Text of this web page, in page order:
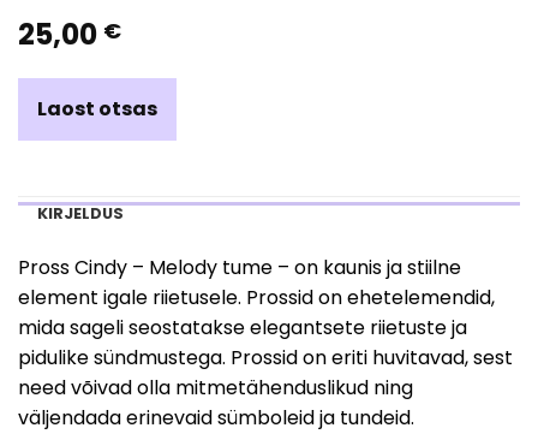
25,00 €
Laost otsas
KIRJELDUS
Pross Cindy – Melody tume – on kaunis ja stiilne
element igale riietusele. Prossid on ehetelemendid,
mida sageli seostatakse elegantsete riietuste ja
pidulike sündmustega. Prossid on eriti huvitavad, sest
need võivad olla mitmetähenduslikud ning
väljendada erinevaid sümboleid ja tundeid.